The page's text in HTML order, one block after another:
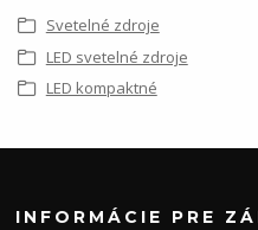
Svetelné zdroje
LED svetelné zdroje
LED kompaktné
INFORMÁCIE PRE